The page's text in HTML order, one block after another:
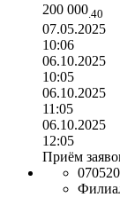
200 000 .40
07.05.2025
10:06
06.10.2025
10:05
06.10.2025
11:05
06.10.2025
12:05
Приём